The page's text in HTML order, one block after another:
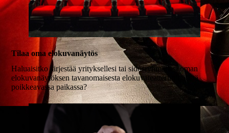
Tilaa oma elokuvanäytös
Haluaisitko järjestää yrityksellesi tai sidosryhmällesi oman
elokuvanäytöksen tavanomaisesta elokuvateatterimiljööstä
poikkeavassa paikassa?